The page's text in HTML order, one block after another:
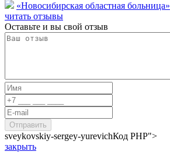
«Новосибирская областная больница»
читать отзывы
Оставьте и вы свой отзыв
sveykovskiy-sergey-yurevichКод PHP">
закрыть